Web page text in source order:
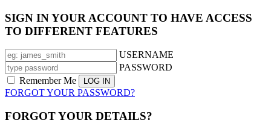
SIGN IN YOUR ACCOUNT TO HAVE ACCESS
TO DIFFERENT FEATURES
USERNAME
PASSWORD
Remember Me
FORGOT YOUR PASSWORD?
FORGOT YOUR DETAILS?